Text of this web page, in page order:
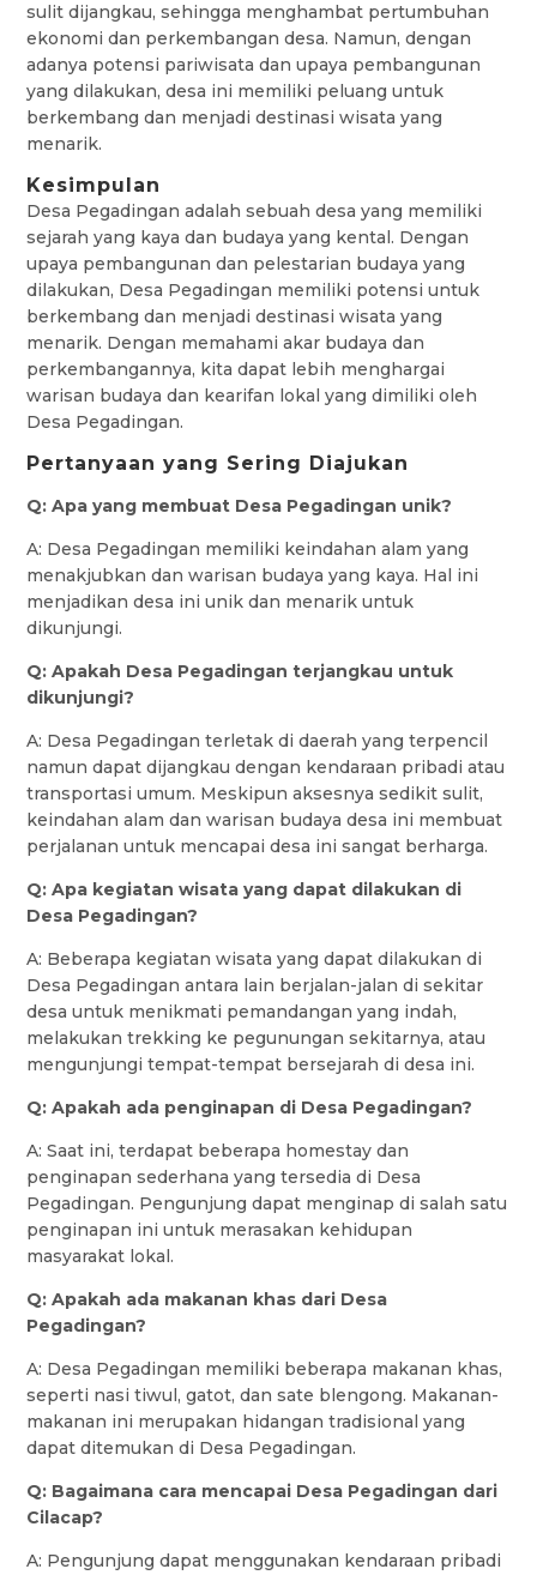
sulit dijangkau, sehingga menghambat pertumbuhan
ekonomi dan perkembangan desa. Namun, dengan
adanya potensi pariwisata dan upaya pembangunan
yang dilakukan, desa ini memiliki peluang untuk
berkembang dan menjadi destinasi wisata yang
menarik.
Kesimpulan
Desa Pegadingan adalah sebuah desa yang memiliki
sejarah yang kaya dan budaya yang kental. Dengan
upaya pembangunan dan pelestarian budaya yang
dilakukan, Desa Pegadingan memiliki potensi untuk
berkembang dan menjadi destinasi wisata yang
menarik. Dengan memahami akar budaya dan
perkembangannya, kita dapat lebih menghargai
warisan budaya dan kearifan lokal yang dimiliki oleh
Desa Pegadingan.
Pertanyaan yang Sering Diajukan
Q: Apa yang membuat Desa Pegadingan unik?
A: Desa Pegadingan memiliki keindahan alam yang
menakjubkan dan warisan budaya yang kaya. Hal ini
menjadikan desa ini unik dan menarik untuk
dikunjungi.
Q: Apakah Desa Pegadingan terjangkau untuk
dikunjungi?
A: Desa Pegadingan terletak di daerah yang terpencil
namun dapat dijangkau dengan kendaraan pribadi atau
transportasi umum. Meskipun aksesnya sedikit sulit,
keindahan alam dan warisan budaya desa ini membuat
perjalanan untuk mencapai desa ini sangat berharga.
Q: Apa kegiatan wisata yang dapat dilakukan di
Desa Pegadingan?
A: Beberapa kegiatan wisata yang dapat dilakukan di
Desa Pegadingan antara lain berjalan-jalan di sekitar
desa untuk menikmati pemandangan yang indah,
melakukan trekking ke pegunungan sekitarnya, atau
mengunjungi tempat-tempat bersejarah di desa ini.
Q: Apakah ada penginapan di Desa Pegadingan?
A: Saat ini, terdapat beberapa homestay dan
penginapan sederhana yang tersedia di Desa
Pegadingan. Pengunjung dapat menginap di salah satu
penginapan ini untuk merasakan kehidupan
masyarakat lokal.
Q: Apakah ada makanan khas dari Desa
Pegadingan?
A: Desa Pegadingan memiliki beberapa makanan khas,
seperti nasi tiwul, gatot, dan sate blengong. Makanan-
makanan ini merupakan hidangan tradisional yang
dapat ditemukan di Desa Pegadingan.
Q: Bagaimana cara mencapai Desa Pegadingan dari
Cilacap?
A: Pengunjung dapat menggunakan kendaraan pribadi